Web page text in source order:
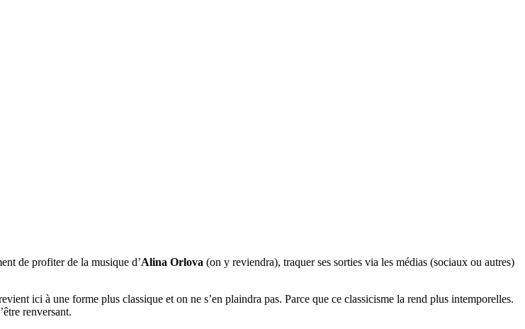
de profiter de la musique d’Alina Orlova (on y reviendra), traquer ses sorties via les médias (sociaux ou autres)
ici à une forme plus classique et on ne s’en plaindra pas. Parce que ce classicisme la rend plus intemporelles.
renversant.